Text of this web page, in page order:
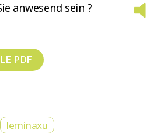
anwesend sein ?
leminaxu